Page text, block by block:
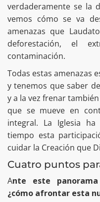
verdaderamente se la
vemos cómo se va
amenazas que
deforestación, el
contaminación.
Todas estas amenazas
y tenemos que saber
y a la vez frenar
que se mueve en
integral. La Iglesia
tiempo esta
cuidar la Creación que
Cuatro puntos
Ante este
¿cómo afrontar esta